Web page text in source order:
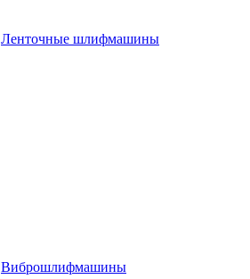
Ленточные шлифмашины
Виброшлифмашины